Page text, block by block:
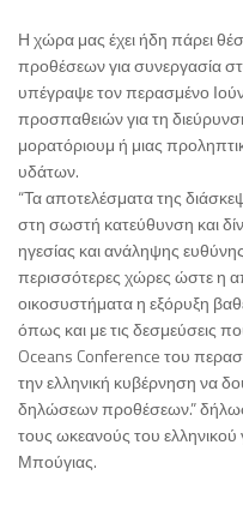
Η χώρα μας έχει ήδη πάρει
προθέσεων για συνεργασία
υπέγραψε τον περασμένο
προσπαθειών για τη
μορατόριουμ ή μιας
υδάτων.
“Τα αποτελέσματα της
στη σωστή κατεύθυνση και
ηγεσίας και ανάληψης
περισσότερες χώρες ώστε η
οικοσυστήματα η εξόρυξη
όπως και με τις δεσμεύσεις
Oceans Conference του
την ελληνική κυβέρνηση να
δηλώσεων προθέσεων.”
τους ωκεανούς του
Μπούγιας.